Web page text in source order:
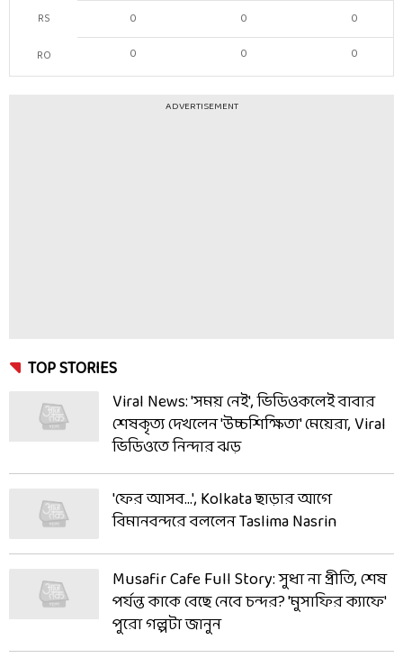
RS
RO
0 0
0
0
0 0
ADVERTISEMENT
TOP STORIES
Viral News: 'সময় নেই', ভিডিওকলেই বাবার
শেষকৃত্য দেখলেন 'উচ্চশিক্ষিতা' মেয়েরা, Viral
ভিডিওতে নিন্দার ঝড়
'ফের আসব...', Kolkata ছাড়ার আগে
বিমানবন্দরে বললেন Taslima Nasrin
Musafir Cafe Full Story: সুধা না প্রীতি, শেষ
পর্যন্ত কাকে বেছে নেবে চন্দর? 'মুসাফির ক্যাফে'
পুরো গল্পটা জানুন